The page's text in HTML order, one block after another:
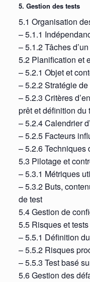
5. Gestion des tests
5.1 Organisation
– 5.1.1
– 5.1.2 Tâches
5.2 Planification et
– 5.2.1 Objet et
– 5.2.2 Stratégie
– 5.2.3 Critères
prêt et définition du
– 5.2.4 Calendrier
– 5.2.5 Facteurs
– 5.2.6 Techniques
5.3 Pilotage et
– 5.3.1 Métriques
– 5.3.2 Buts,
de test
5.4 Gestion de
5.5 Risques et tests
– 5.5.1 Définition
– 5.5.2 Risques
– 5.5.3 Test basé
5.6 Gestion des